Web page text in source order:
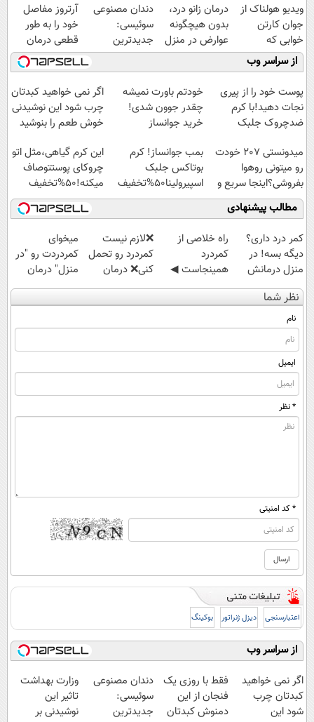
ویدیو هولناک از
جوان کارتن
خوابی که
میلیاردر شد.
آموزش رایگان
درمان زانو درد،
بدون هیچگونه
عوارض در منزل
(◂پرسش‌نامه)
دندان مصنوعی
سوئیسی:
جدیدترین
فناوری اروپا،
سبک و مقاوم |
پرداخت قسطی
آرتروز مفاصل
خود را به طور
قطعی درمان
کنید!
◗پرسش‌نامه◖
از سراسر وب
پوست خود را از پیری
نجات دهید!با کرم
ضدچروک جلبک
خودتم باورت نمیشه
چقدر جوون شدی!
خرید جوانساز
ویژه
اگر نمی خواهید کبدتان
چرب شود این نوشیدنی
خوش طعم را بنوشید
میدونستی 207 خودت
رو میتونی روهوا
بفروشی؟اینجا سریع و
راحت بفروش
بمب جوانساز! کرم
بوتاکس جلبک
اسپیرولینا50%تخفیف
این کرم گیاهی،مثل اتو
چروکای پوستتوصاف
میکنه!50%تخفیف
مطالب پیشنهادی
کمر درد داری؟
دیگه بسه! در
منزل درمانش
کن
(◀پرسش‌نامه)
‌راه خلاصی از
کمردرد
همینجاست ◀
فقط کافیه فرم
رو پر کنی!
❌لازم نیست
کمردرد رو تحمل
کنی❌ درمان
بدون جراحی و
قرص
میخوای
کمردردت رو "در
منزل" درمان
کنی؟ (◂فیلم +
◂پرسش‌نامه)
نظر شما
نام
ایمیل
* نظر
* کد امنیتی
اعتبارسنجی دیزل ژنراتور بوکینگ
از سراسر وب
اگر نمی خواهید
کبدتان چرب
شود این
فقط با روزی یک
فنجان از این
دمنوش کبدتان
دندان مصنوعی
سوئیسی:
جدیدترین
وزارت بهداشت
تاثیر این
نوشیدنی بر